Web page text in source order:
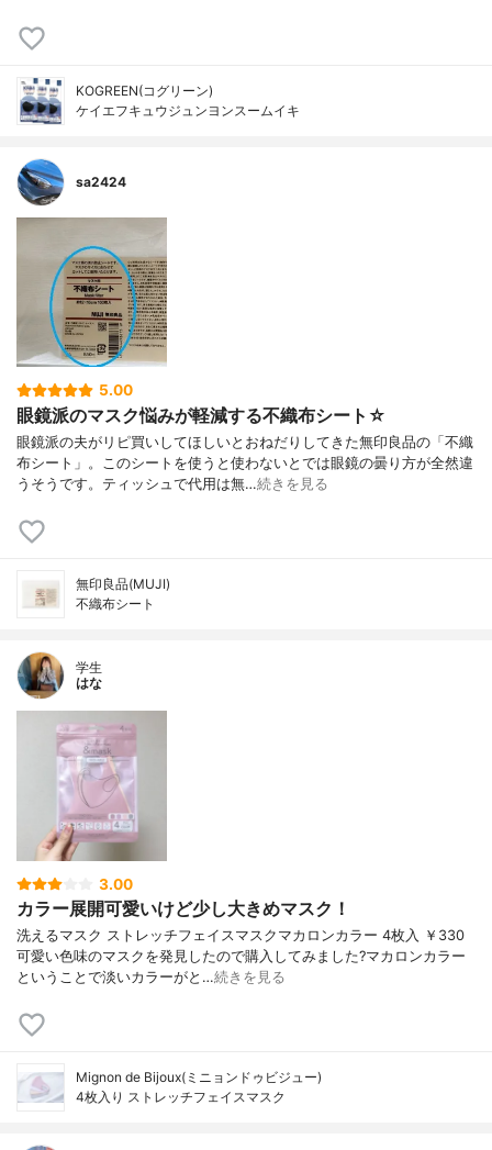
KOGREEN(コグリーン)
ケイエフキュウジュンヨンスームイキ
sa2424
5.00
眼鏡派のマスク悩みが軽減する不織布シート☆
眼鏡派の夫がリピ買いしてほしいとおねだりしてきた無印良品の「不織
布シート」。このシートを使うと使わないとでは眼鏡の曇り方が全然違
うそうです。ティッシュで代用は無…続きを見る
無印良品(MUJI)
不織布シート
学生
はな
3.00
カラー展開可愛いけど少し大きめマスク！
洗えるマスク ストレッチフェイスマスクマカロンカラー 4枚入 ￥330
可愛い色味のマスクを発見したので購入してみました?マカロンカラー
ということで淡いカラーがと…続きを見る
Mignon de Bijoux(ミニョンドゥビジュー)
4枚入り ストレッチフェイスマスク